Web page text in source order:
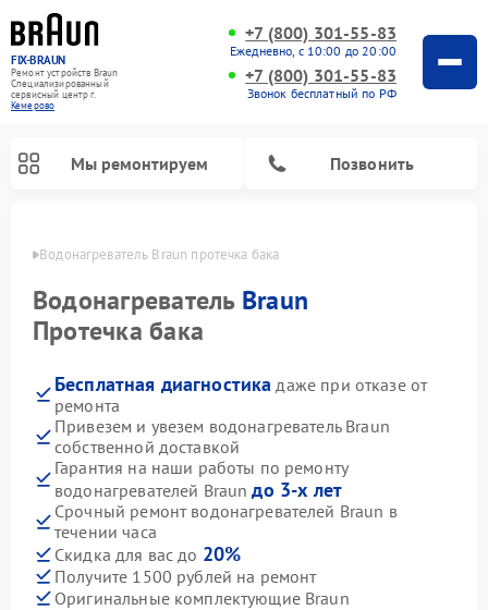
FIX-BRAUN
Ремонт устройств Braun
Специализированный
cервисный центр г.
Кемерово
+7 (800) 301-55-83
Ежедневно, с 10:00 до 20:00
+7 (800) 301-55-83
Звонок бесплатный по РФ
Мы ремонтируем Позвонить
Водонагреватель Braun протечка бака
Водонагреватель Braun
Протечка бака
Бесплатная диагностика даже при отказе от
ремонта
Привезем и увезем водонагреватель Braun
собственной доставкой
Гарантия на наши работы по ремонту
водонагревателей Braunдо 3-х лет
Срочный ремонт водонагревателей Braun в
течении часа
Скидка для вас до 20%
Получите 1500 рублей на ремонт
Оригинальные комплектующие Braun